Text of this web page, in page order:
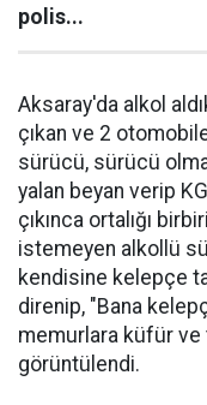
polis...
Aksaray'da alkol
çıkan ve 2
sürücü, sürücü
yalan beyan verip
çıkınca ortalığı
istemeyen alkollü
kendisine kelepçe
direnip, "Bana
memurlara küfür ve
görüntülendi.